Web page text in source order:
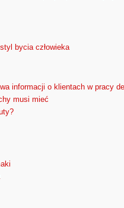
bycia człowieka
informacji o klientach w pracy
musi mieć